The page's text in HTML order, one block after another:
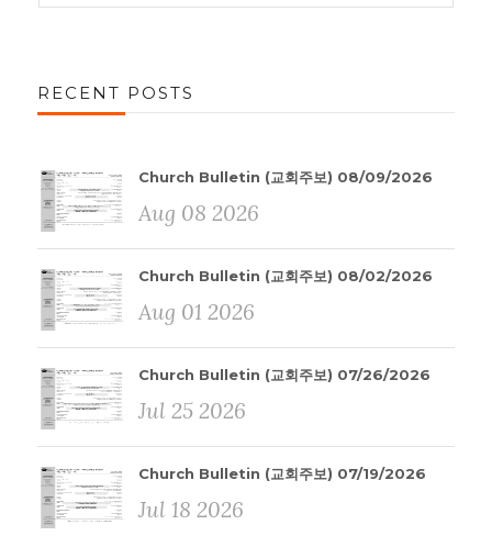
RECENT POSTS
Church Bulletin (교회주보) 08/09/2026
Aug 08 2026
Church Bulletin (교회주보) 08/02/2026
Aug 01 2026
Church Bulletin (교회주보) 07/26/2026
Jul 25 2026
Church Bulletin (교회주보) 07/19/2026
Jul 18 2026